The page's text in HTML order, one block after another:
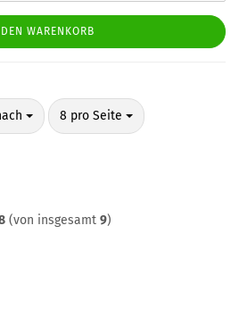
DEN WARENKORB
8 pro Seite
pro Seite
(von insgesamt 9)